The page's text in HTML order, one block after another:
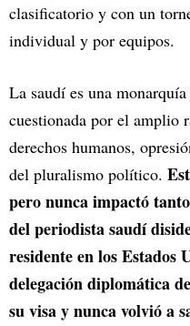
clasificatorio y con un
individual y por equipos.
La saudí es una
cuestionada por el amplio
derechos humanos,
del pluralismo político.
pero nunca impactó
del periodista saudí
residente en los Estados
delegación diplomática
su visa y nunca volvió a